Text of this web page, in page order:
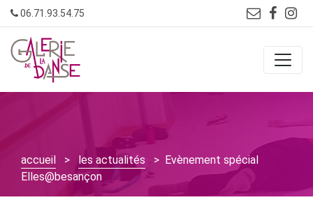
Skip
to
content
06.71.93.54.75
accueil > les actualités > Evènement spécial
Elles@besançon